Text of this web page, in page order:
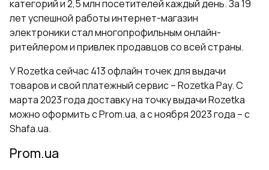
категорий и 2,5 млн посетителей каждый день. За 19
лет успешной работы интернет-магазин
электроники стал многопрофильным онлайн-
ритейлером и привлек продавцов со всей страны.
У Rozetka сейчас 413 офлайн точек для выдачи
товаров и свой платежный сервис – Rozetka Pay. С
марта 2023 года доставку на точку выдачи Rozetka
можно оформить с Prom.ua, а с ноября 2023 года – с
Shafa.ua.
Prom.ua